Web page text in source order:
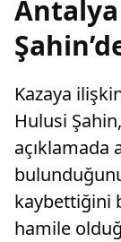
Kazaya
Hulusi
açıklamada
kaybettiğini
hamile